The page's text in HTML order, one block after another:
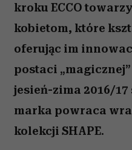
kroku ECCO
kobietom, które
oferując im
postaci
jesień-zima 2016/
marka powraca
kolekcji SHAPE.